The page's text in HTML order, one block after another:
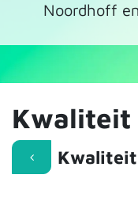
Noordhoff
Kwaliteit
Kwaliteit